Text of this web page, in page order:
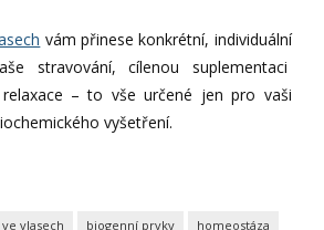
vám přinese konkrétní, individuální
stravování, cílenou suplementaci
– to vše určené jen pro vaši
vyšetření.
vlasech biogenní prvky
homeostáza